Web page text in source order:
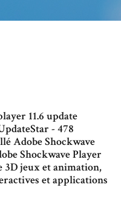
11.6 update
- 478
Adobe Shockwave
Shockwave Player
3D jeux et animation,
et applications